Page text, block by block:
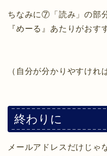
ちなみに⑦「読み」の部
『めーる』あたりがおす
（自分が分かりやすけれ
終わりに
メールアドレスだけじゃ